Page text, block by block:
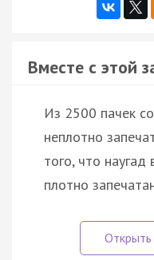
Вместе с этой
Из 2500 пачек
неплотно
того, что
плотно